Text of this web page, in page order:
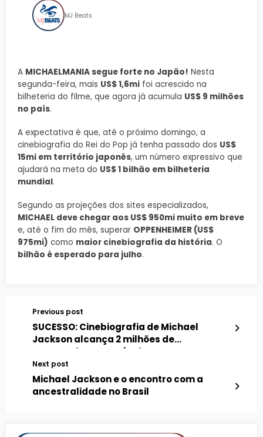
MJ Beats
A MICHAELMANIA segue forte no Japão! Nesta
segunda-feira, mais US$ 1,6mi foi acrescido na
bilheteria do filme, que agora já acumula US$ 9 milhões
no país.
A expectativa é que, até o próximo domingo, a
cinebiografia do Rei do Pop já tenha passado dos US$
15mi em território japonês, um número expressivo que
ajudará na meta do US$ 1 bilhão em bilheteria
mundial.
Segundo as projeções dos sites especializados,
MICHAEL deve chegar aos US$ 950mi muito em breve
e, até o fim do mês, superar OPPENHEIMER (US$
975mi) como maior cinebiografia da história. O
bilhão é esperado para julho.
Previous post
SUCESSO: Cinebiografia de Michael
Jackson alcança 2 milhões de
espectadores na Rússia
Next post
Michael Jackson e o encontro com a
ancestralidade no Brasil